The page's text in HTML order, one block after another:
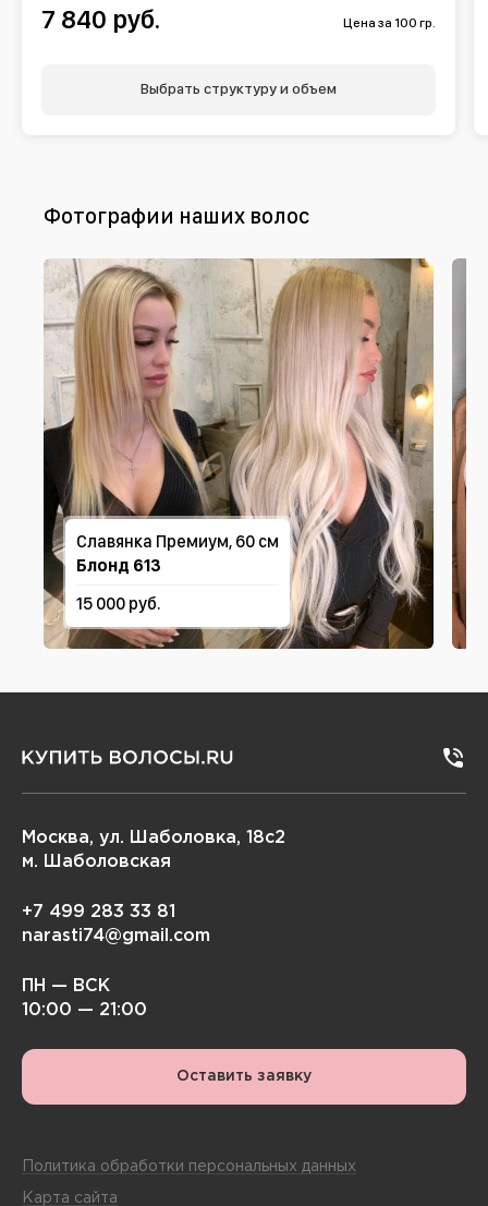
7 840 руб. Цена за 100 гр.
Выбрать структуру и объем
Фотографии наших волос
Славянка Премиум, 60 см
Блонд 613
15 000 руб.
Москва, ул. Шаболовка, 18с2
м. Шаболовская
+7 499 283 33 81
narasti74@gmail.com
ПН — ВСК
10:00 — 21:00
Оставить заявку
Политика обработки персональных данных
Карта сайта